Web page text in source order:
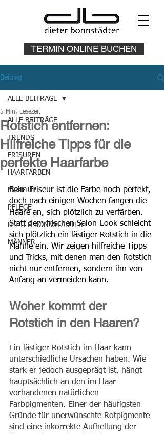
TERMIN ONLINE BUCHEN
Beitrag
ALLE BEITRÄGE
TRENDS
FRISUREN
HAARFARBEN
MAKE UP
PFLEGE
DIETER BONNSTÄDTER
MÄNNER
ALLE BEITRÄGE
Rotstich entfernen:
Hilfreiche Tipps für die
perfekte Haarfarbe
5 Min. Lesezeit
Beim Friseur ist die Farbe noch perfekt,
doch nach einigen Wochen fangen die
Haare an, sich plötzlich zu verfärben.
Statt dem frischen Salon-Look schleicht
sich plötzlich ein lästiger Rotstich in die
Mähne ein. Wir zeigen hilfreiche Tipps
und Tricks, mit denen man den Rotstich
nicht nur entfernen, sondern ihn von
Anfang an vermeiden kann.
Woher kommt der
Rotstich in den Haaren?
Ein lästiger Rotstich im Haar kann
unterschiedliche Ursachen haben. Wie
stark er jedoch ausgeprägt ist, hängt
hauptsächlich an den im Haar
vorhandenen natürlichen
Farbpigmenten. Einer der häufigsten
Gründe für unerwünschte Rotpigmente
sind eine inkorrekte Aufhellung der